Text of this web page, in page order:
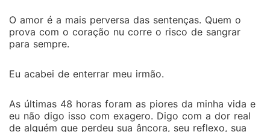
encontro casual, logo se transforma em uma atração
avassaladora, perigosa... e proibida. Envolvidos em
um jogo silencioso de provocações, Alessandro e
ultrapassadas. Ele, dividido entre o dever e o desejo.
ele parece compreender. Em meio à dor, culpa e
redenção, os dois se encontram onde não deveriam e
O amor é a mais perversa das sentenças. Quem o
prova com o coração nu corre o risco de sangrar
para sempre.
Eu acabei de enterrar meu irmão.
As últimas 48 horas foram as piores da minha vida e
eu não digo isso com exagero. Digo com a dor real
de alguém que perdeu sua âncora, seu reflexo, sua